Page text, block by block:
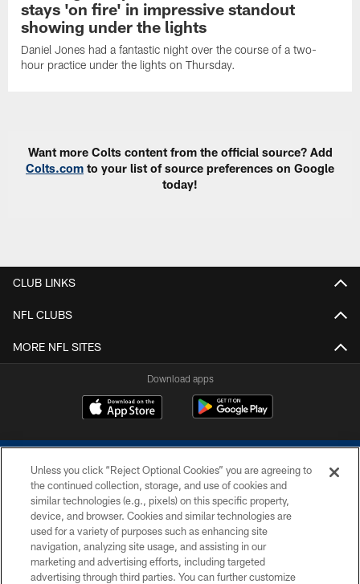
stays 'on fire' in impressive standout
showing under the lights
Daniel Jones had a fantastic night over the course of a two-
hour practice under the lights on Thursday.
Want more Colts content from the official source? Add
Colts.com to your list of source preferences on Google
today!
CLUB LINKS
NFL CLUBS
MORE NFL SITES
Download apps
COPYRIGHT © 2026 COLTS, INC.
PRIVACY POLICY
Unless you click “Reject Optional Cookies” you are agreeing to
the continued collection, storage, and use of cookies and
similar technologies (e.g., pixels) on this specific property,
device, and browser. Cookies and similar technologies are
used for a variety of purposes such as enhancing site
navigation, analyzing site usage, and assisting in our
marketing and advertising efforts, including targeted
advertising through third parties. You can further customize